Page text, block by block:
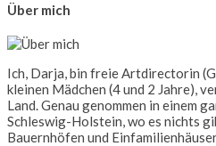
Über mich
Ich, Darja, bin freie Artdirectorin
kleinen Mädchen (4 und 2 Jahre),
Land. Genau genommen in einem
Schleswig-Holstein, wo es nichts
Bauernhöfen und